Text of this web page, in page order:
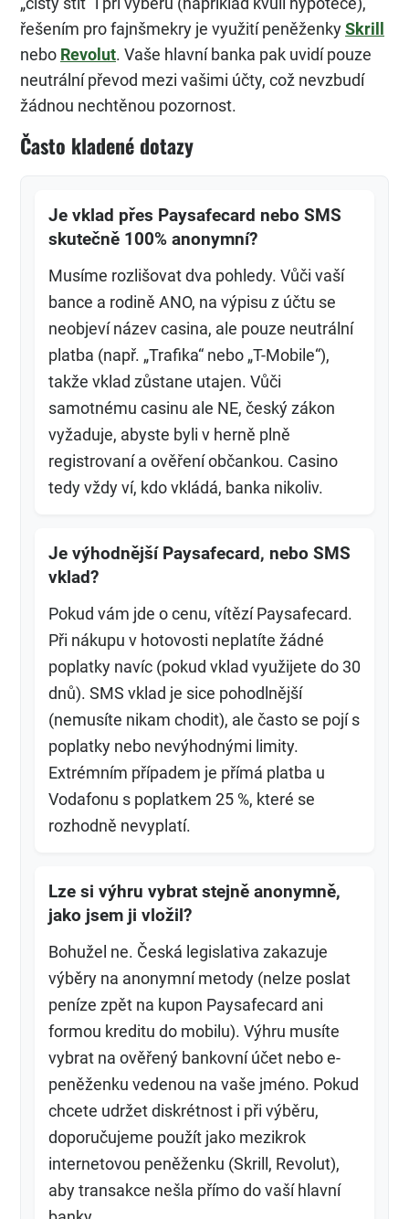
řešením pro fajnšmekry je využití peněženkySkrill
nebo Revolut. Vaše hlavní banka pak uvidí pouze
neutrální převod mezi vašimi účty, což nevzbudí
žádnou nechtěnou pozornost.
Často kladené dotazy
Je vklad přes Paysafecard nebo SMS
skutečně 100% anonymní?
Musíme rozlišovat dva pohledy. Vůči vaší
bance a rodině ANO, na výpisu z účtu se
neobjeví název casina, ale pouze neutrální
platba (např. „Trafika“ nebo „T-Mobile“),
takže vklad zůstane utajen. Vůči
samotnému casinu ale NE, český zákon
vyžaduje, abyste byli v herně plně
registrovaní a ověření občankou. Casino
tedy vždy ví, kdo vkládá, banka nikoliv.
Je výhodnější Paysafecard, nebo SMS
vklad?
Pokud vám jde o cenu, vítězí Paysafecard.
Při nákupu v hotovosti neplatíte žádné
poplatky navíc (pokud vklad využijete do 30
dnů). SMS vklad je sice pohodlnější
(nemusíte nikam chodit), ale často se pojí s
poplatky nebo nevýhodnými limity.
Extrémním případem je přímá platba u
Vodafonu s poplatkem 25 %, které se
rozhodně nevyplatí.
Lze si výhru vybrat stejně anonymně,
jako jsem ji vložil?
Bohužel ne. Česká legislativa zakazuje
výběry na anonymní metody (nelze poslat
peníze zpět na kupon Paysafecard ani
formou kreditu do mobilu). Výhru musíte
vybrat na ověřený bankovní účet nebo e-
peněženku vedenou na vaše jméno. Pokud
chcete udržet diskrétnost i při výběru,
doporučujeme použít jako mezikrok
internetovou peněženku (Skrill, Revolut),
aby transakce nešla přímo do vaší hlavní